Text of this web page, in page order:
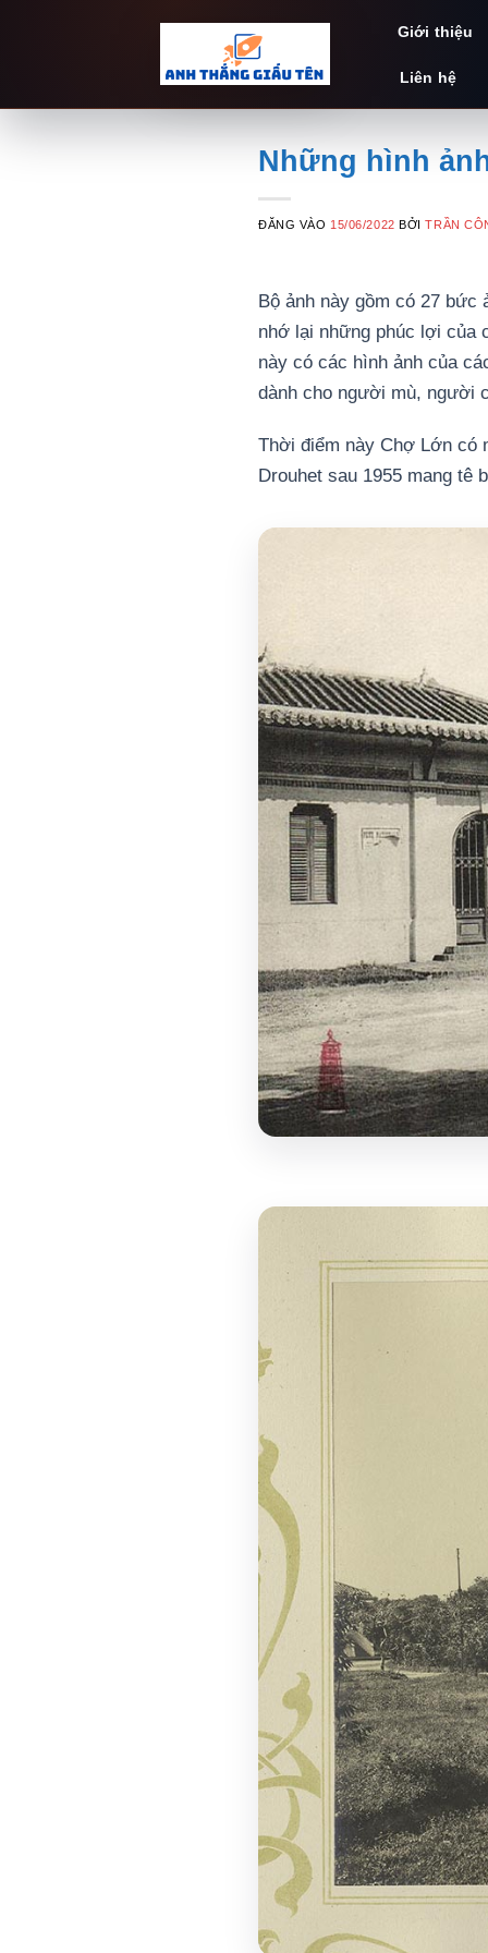
Giới thiệu
Liên hệ
Những hình
ĐĂNG VÀO 15/06/2022 BỞITRẦN
Bộ ảnh này gồm có 27
nhớ lại những phúc lợi của
này có các hình ảnh của
dành cho người mù, người
Thời điểm này Chợ Lớn có
Drouhet sau 1955 mang tê